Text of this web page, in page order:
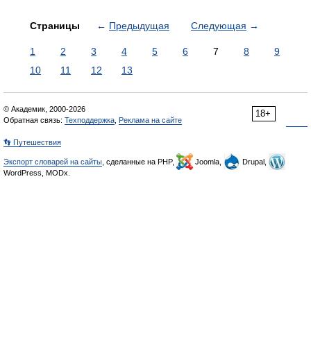
Страницы ← Предыдущая Следующая →
1 2 3 4 5 6 7 8
9
10
11 12 13
18+
© Академик, 2000-2026
Обратная связь: Техподдержка Реклама на сайте
👣 Путешествия
Экспорт словарей на сайты , сделанные на PHP, Joomla,
Drupal,
WordPress, MODx.